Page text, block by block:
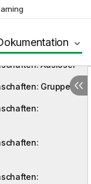
Auslöser
Gruppen